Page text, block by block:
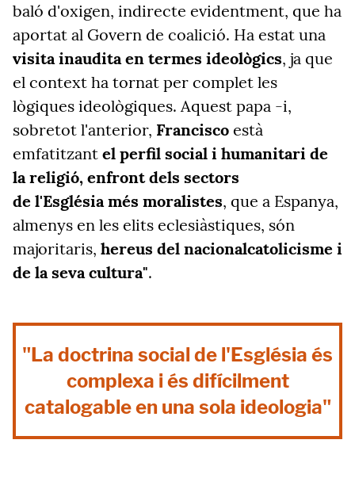
baló d'oxigen, indirecte evidentment, que ha
aportat al Govern de coalició. Ha estat una
visita inaudita en termes ideològics, ja que
el context ha tornat per complet les
lògiques ideològiques. Aquest papa -i,
sobretot l'anterior, Francisco està
emfatitzant el perfil social i humanitari de
la religió, enfront dels sectors
de l'Església més moralistes, que a Espanya,
almenys en les elits eclesiàstiques, són
majoritaris, hereus del nacionalcatolicisme i
de la seva cultura".
"La doctrina social de l'Església és
complexa i és difícilment
catalogable en una sola ideologia"